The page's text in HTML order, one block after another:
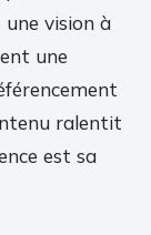
vision à
une
ralentit
est sa